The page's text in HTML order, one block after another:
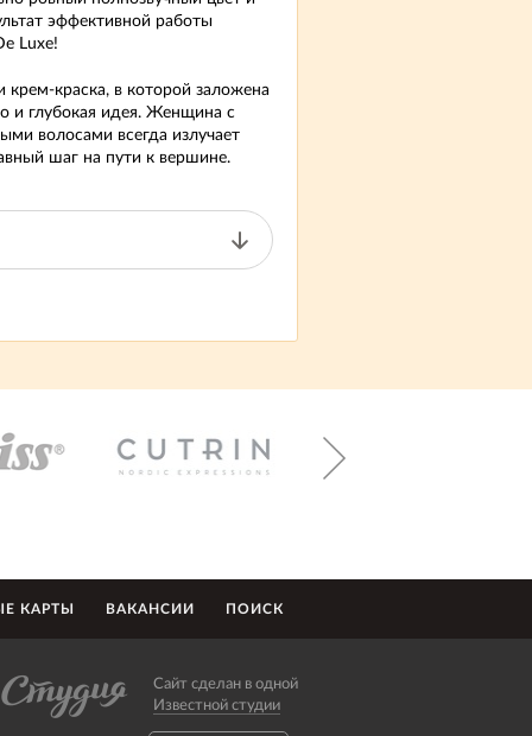
эффективной работы
Luxe!
крем-краска, в которой заложена
и глубокая идея. Женщина с
волосами всегда излучает
шаг на пути к вершине.
КАРТЫ ВАКАНСИИ ПОИСК
Сайт сделан в одной
Известной студии